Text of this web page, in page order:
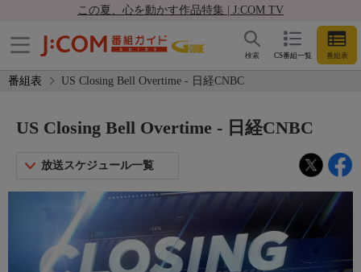
この夏、心を動かす作品特集 | J:COM TV
CS番組一覧 番組表
検索
番組表 US Closing Bell Overtime - 日経CNBC
US Closing Bell Overtime - 日経CNBC
放送スケジュール一覧